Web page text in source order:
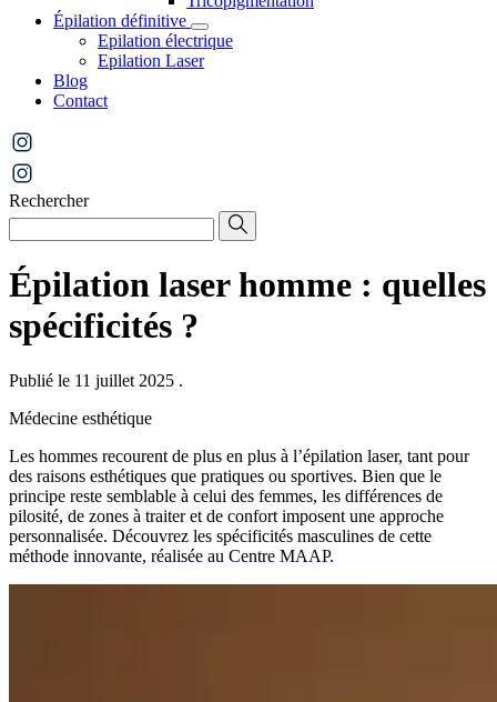
Épilation définitive
Epilation électrique
Epilation Laser
Blog
Contact
Rechercher
Épilation laser homme : quelles
spécificités ?
Publié le 11 juillet 2025 .
Médecine esthétique
Les hommes recourent de plus en plus à l’épilation laser, tant pour
des raisons esthétiques que pratiques ou sportives. Bien que le
principe reste semblable à celui des femmes, les différences de
pilosité, de zones à traiter et de confort imposent une approche
personnalisée. Découvrez les spécificités masculines de cette
méthode innovante, réalisée au Centre MAAP.